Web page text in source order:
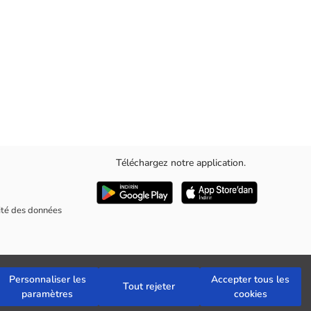
Personnaliser les
paramètres
Tout rejeter
Accepter tous les
cookies
des données
Téléchargez notre application.